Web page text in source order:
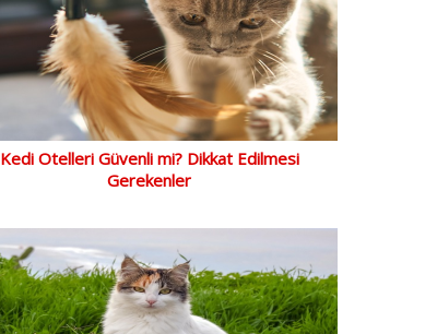
Kedi Otelleri Güvenli mi? Dikkat Edilmesi
Gerekenler